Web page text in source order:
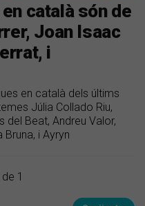
català són de
Joan Isaac
i
en català dels últims
Júlia Collado Riu,
del Beat, Andreu Valor,
i Ayryn
1